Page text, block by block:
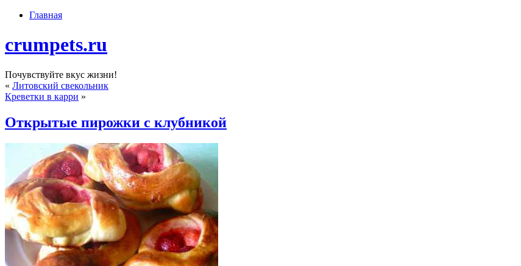
Главная
crumpets.ru
Почувствуйте вкус жизни!
« Литовский свекольник
Креветки в карри »
Открытые пирожки с клубникой